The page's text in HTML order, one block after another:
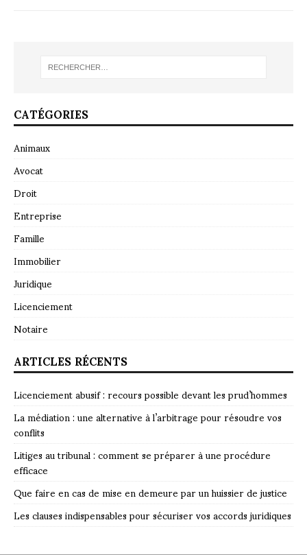
CATÉGORIES
Animaux
Avocat
Droit
Entreprise
Famille
Immobilier
Juridique
Licenciement
Notaire
ARTICLES RÉCENTS
Licenciement abusif : recours possible devant les prud’hommes
La médiation : une alternative à l’arbitrage pour résoudre vos
conflits
Litiges au tribunal : comment se préparer à une procédure
efficace
Que faire en cas de mise en demeure par un huissier de justice
Les clauses indispensables pour sécuriser vos accords juridiques